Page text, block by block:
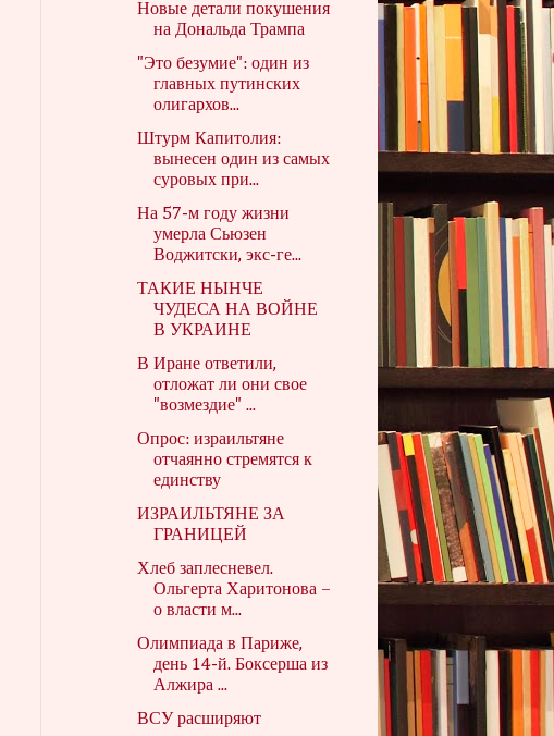
Новые детали покушения
на Дональда Трампа
"Это безумие": один из
главных путинских
олигархов...
Штурм Капитолия:
вынесен один из самых
суровых при...
На 57-м году жизни
умерла Сьюзен
Воджитски, экс-ге...
ТАКИЕ НЫНЧЕ
ЧУДЕСА НА ВОЙНЕ
В УКРАИНЕ
В Иране ответили,
отложат ли они свое
"возмездие" ...
Опрос: израильтяне
отчаянно стремятся к
единству
ИЗРАИЛЬТЯНЕ ЗА
ГРАНИЦЕЙ
Хлеб заплесневел.
Ольгерта Харитонова –
о власти м...
Олимпиада в Париже,
день 14-й. Боксерша из
Алжира ...
ВСУ расширяют